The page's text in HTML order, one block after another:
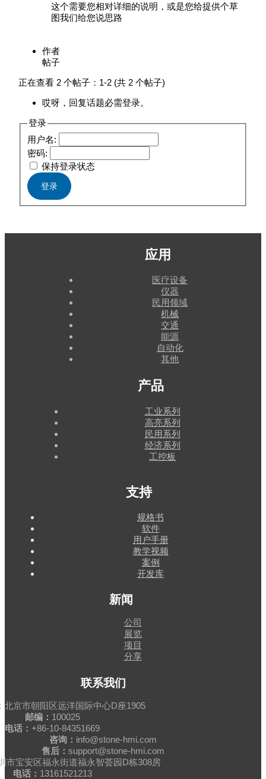
这个需要您相对详细的说明，或是您给提供个草
图我们给您说思路
作者
帖子
正在查看 2 个帖子：1-2 (共 2 个帖子)
哎呀，回复话题必需登录。
登录
用户名:
密码:
保持登录状态
登录
应用
医疗设备
仪器
民用领域
机械
交通
能源
自动化
其他
产品
工业系列
高亮系列
民用系列
经济系列
工控板
支持
规格书
软件
用户手册
教学视频
案例
开发库
新闻
公司
展览
项目
分享
联系我们
北京市朝阳区远洋国际中心D座1905
邮编： 100025
电话： +86-10-84351669
咨询： info@stone-hmi.com
售后： support@stone-hmi.com
市宝安区福永街道福永智荟园D栋308房
电话： 13161521213